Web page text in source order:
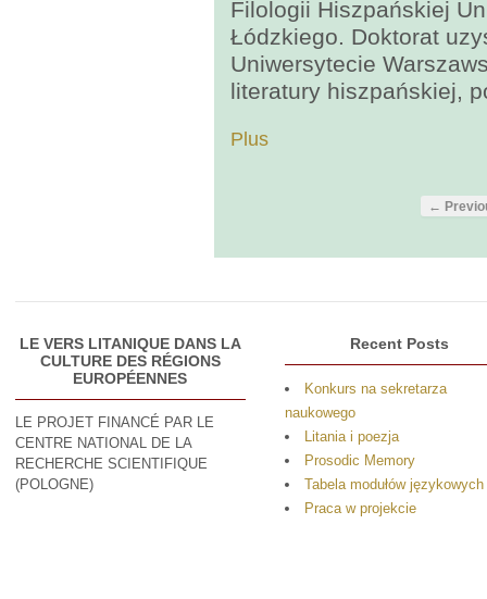
Filologii Hiszpańskiej
Łódzkiego. Doktorat
Uniwersytecie
literatury hiszpańskiej,
Plus
←
LE VERS LITANIQUE DANS LA
CULTURE DES RÉGIONS
EUROPÉENNES
LE PROJET FINANCÉ PAR LE
CENTRE NATIONAL DE LA
RECHERCHE SCIENTIFIQUE
(POLOGNE)
Recent Posts
Konkurs na sekretarza
naukowego
Litania i poezja
Prosodic Memory
Tabela modułów językowych
Praca w projekcie